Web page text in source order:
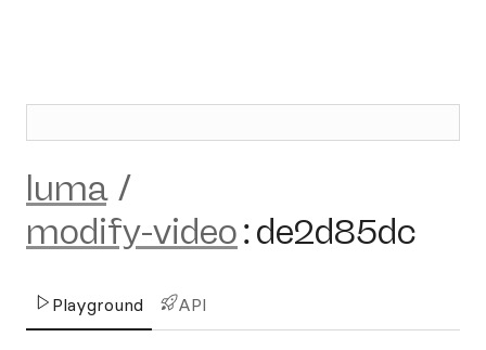
luma /
modify-video:de2d85dc
Playground API